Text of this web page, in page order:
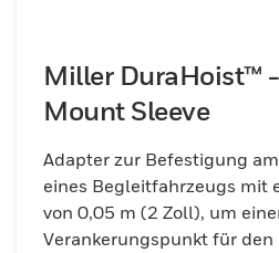
Miller DuraHoist™
Mount Sleeve
Adapter zur Befestigung
eines Begleitfahrzeugs mit
von 0,05 m (2 Zoll), um
Verankerungspunkt für